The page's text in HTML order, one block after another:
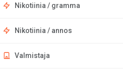
Nikotiinia / gramma
Nikotiinia / annos
Valmistaja